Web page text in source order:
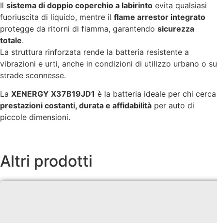
Il sistema di doppio coperchio a labirinto evita qualsiasi
fuoriuscita di liquido, mentre il flame arrestor integrato
protegge da ritorni di fiamma, garantendo sicurezza
totale.
La struttura rinforzata rende la batteria resistente a
vibrazioni e urti, anche in condizioni di utilizzo urbano o su
strade sconnesse.
La XENERGY X37B19JD1 è la batteria ideale per chi cerca
prestazioni costanti, durata e affidabilità per auto di
piccole dimensioni.
Altri prodotti